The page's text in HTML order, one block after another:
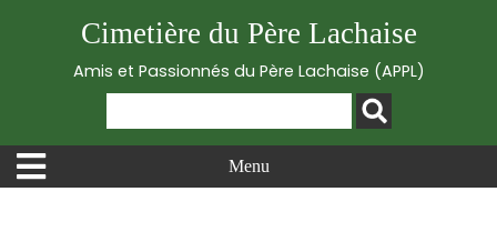
Cimetière du Père Lachaise
Amis et Passionnés du Père Lachaise (APPL)
Menu